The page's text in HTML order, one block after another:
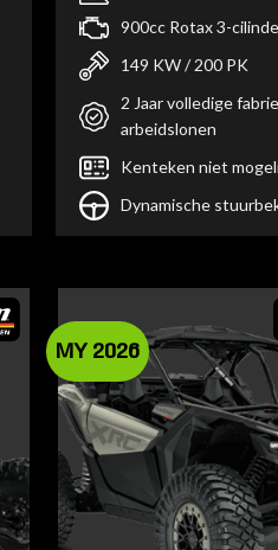
900cc Rotax 3-
149 KW / 200 PK
2 Jaar volledige
arbeidslonen
Kenteken niet
Dynamische
MY 2026